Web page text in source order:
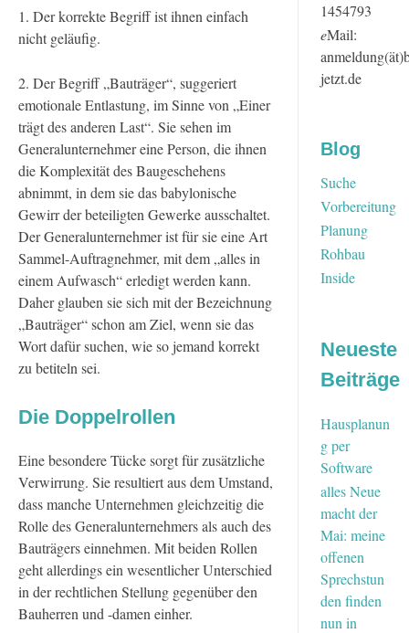
1. Der korrekte Begriff ist ihnen einfach
nicht geläufig.
2. Der Begriff „Bauträger“, suggeriert
emotionale Entlastung, im Sinne von „Einer
trägt des anderen Last“. Sie sehen im
Generalunternehmer eine Person, die ihnen
die Komplexität des Baugeschehens
abnimmt, in dem sie das babylonische
Gewirr der beteiligten Gewerke ausschaltet.
Der Generalunternehmer ist für sie eine Art
Sammel-Auftragnehmer, mit dem „alles in
einem Aufwasch“ erledigt werden kann.
Daher glauben sie sich mit der Bezeichnung
„Bauträger“ schon am Ziel, wenn sie das
Wort dafür suchen, wie so jemand korrekt
zu betiteln sei.
Die Doppelrollen
Eine besondere Tücke sorgt für zusätzliche
Verwirrung. Sie resultiert aus dem Umstand,
dass manche Unternehmen gleichzeitig die
Rolle des Generalunternehmers als auch des
Bauträgers einnehmen. Mit beiden Rollen
geht allerdings ein wesentlicher Unterschied
in der rechtlichen Stellung gegenüber den
Bauherren und -damen einher.
1454793
eMail:
jetzt.de
Blog
Suche
Vorbereitung
Planung
Rohbau
Inside
Neueste
Beiträge
Hausplanun
g per
Software
alles Neue
macht der
Mai: meine
offenen
Sprechstun
den finden
nun in